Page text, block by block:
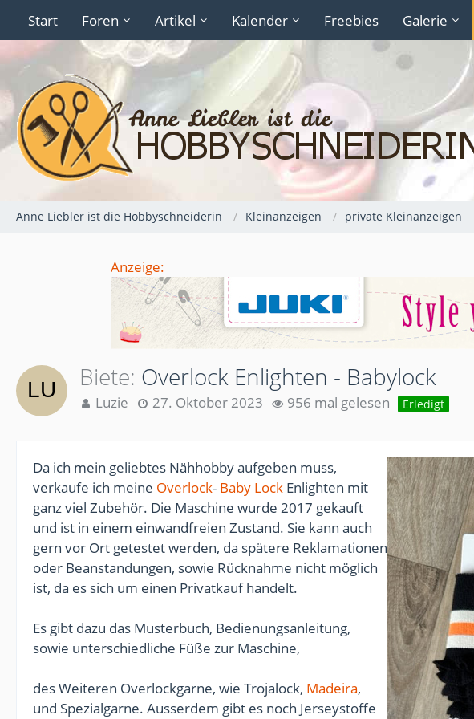
Start Foren Artikel Kalender Freebies Galerie
Anne Liebler ist die Hobbyschneiderin Kleinanzeigen private Kleinanzeigen
Anzeige:
Biete Overlock Enlighten - Babylock
Luzie 27. Oktober 2023 956 mal gelesen Erledigt
Da ich mein geliebtes Nähhobby aufgeben muss,
verkaufe ich meine Overlock- Baby Lock Enlighten mit
ganz viel Zubehör. Die Maschine wurde 2017 gekauft
und ist in einem einwandfreien Zustand. Sie kann auch
gern vor Ort getestet werden, da spätere Reklamationen
oder Beanstandungen, sowie Rücknahme nicht möglich
ist, da es sich um einen Privatkauf handelt.
Es gibt dazu das Musterbuch, Bedienungsanleitung,
sowie unterschiedliche Füße zur Maschine,
des Weiteren Overlockgarne, wie Trojalock, Madeira,
und Spezialgarne. Ausserdem gibt es noch Jerseystoffe